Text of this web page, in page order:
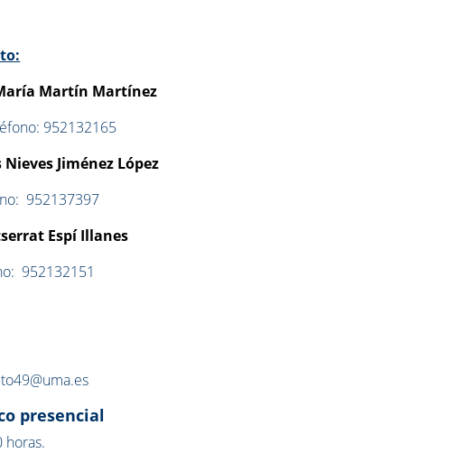
Martín Martínez
952132165
Jiménez López
952137397
Espí Illanes
952132151
presencial
horas.